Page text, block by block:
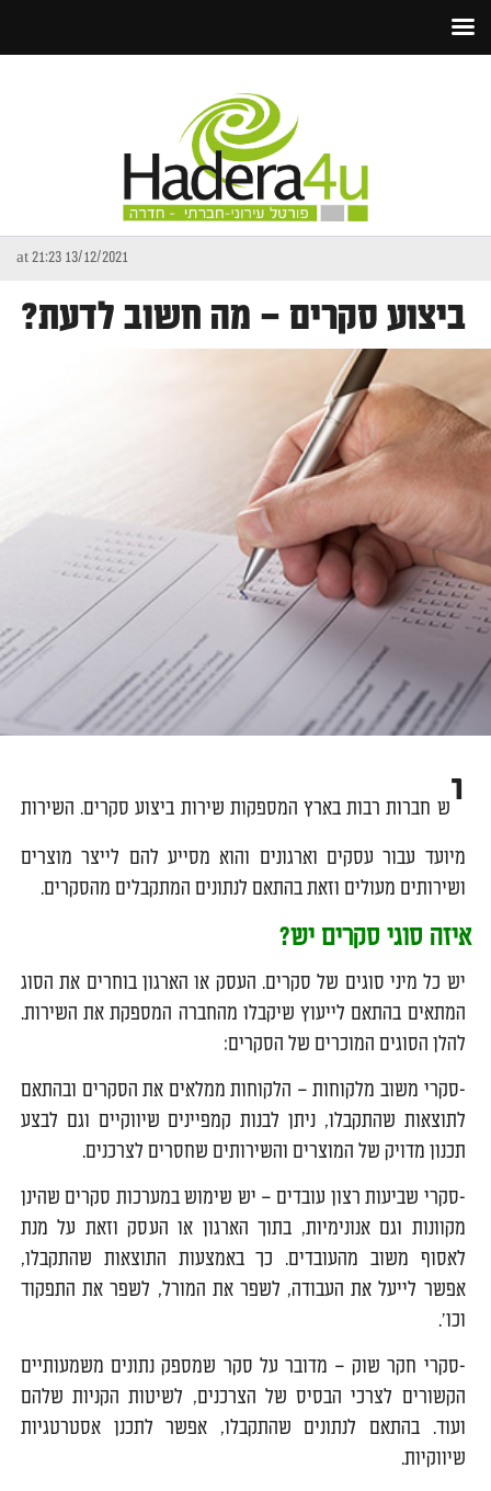
13/12/2021 at 21:23
ביצוע סקרים – מה חשוב לדעת?
יש חברות רבות בארץ המספקות שירות ביצוע סקרים. השירות
מיועד עבור עסקים וארגונים והוא מסייע להם לייצר מוצרים
ושירותים מעולים וזאת בהתאם לנתונים המתקבלים מהסקרים.
איזה סוגי סקרים יש?
יש כל מיני סוגים של סקרים. העסק או הארגון בוחרים את הסוג
המתאים בהתאם לייעוץ שיקבלו מהחברה המספקת את השירות.
להלן הסוגים המוכרים של הסקרים:
-סקרי משוב מלקוחות – הלקוחות ממלאים את הסקרים ובהתאם
לתוצאות שהתקבלו, ניתן לבנות קמפיינים שיווקיים וגם לבצע
תכנון מדויק של המוצרים והשירותים שחסרים לצרכנים.
-סקרי שביעות רצון עובדים – יש שימוש במערכות סקרים שהינן
מקוונות וגם אנונימיות, בתוך הארגון או העסק וזאת על מנת
לאסוף משוב מהעובדים. כך באמצעות התוצאות שהתקבלו,
אפשר לייעל את העבודה, לשפר את המורל, לשפר את התפקוד
וכו'.
-סקרי חקר שוק – מדובר על סקר שמספק נתונים משמעותיים
הקשורים לצרכי הבסיס של הצרכנים, לשיטות הקניות שלהם
ועוד. בהתאם לנתונים שהתקבלו, אפשר לתכנן אסטרטגיות
שיווקיות.